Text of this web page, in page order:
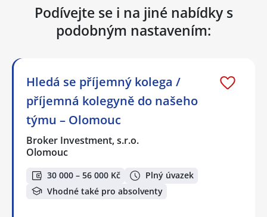
Podívejte se i na jiné nabídky s
podobným nastavením:
Hledá se příjemný kolega /
příjemná kolegyně do našeho
týmu – Olomouc
Broker Investment, s.r.o.
Olomouc
30 000 – 56 000 Kč
Plný úvazek
Vhodné také pro absolventy